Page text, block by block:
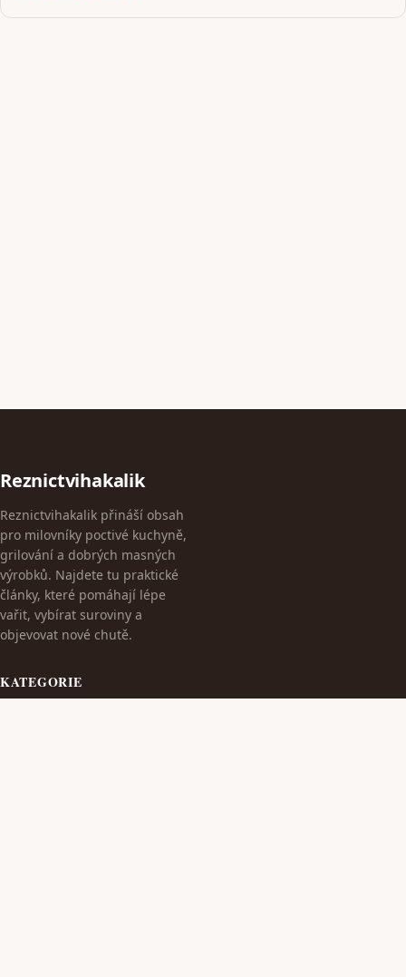
Reznictvihakalik
Reznictvihakalik přináší obsah
pro milovníky poctivé kuchyně,
grilování a dobrých masných
výrobků. Najdete tu praktické
články, které pomáhají lépe
vařit, vybírat suroviny a
objevovat nové chutě.
KATEGORIE